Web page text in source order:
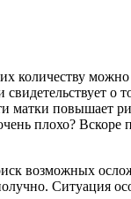
количеству
о
матки повышает
плохо?
возможных
Ситуация